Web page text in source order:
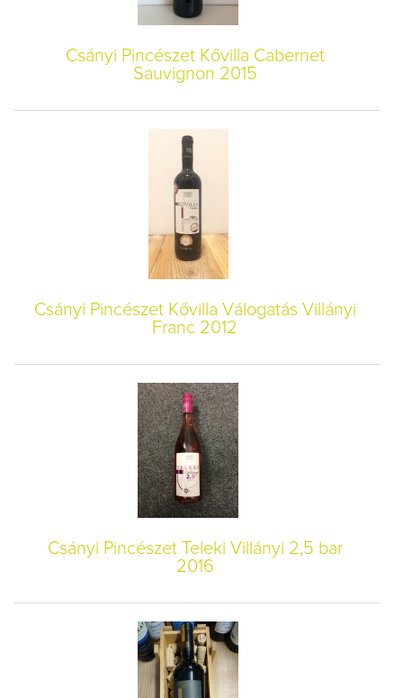
Csányi Pincészet Kővilla Cabernet
Sauvignon 2015
Csányi Pincészet Kővilla Válogatás Villányi
Franc 2012
Csányi Pincészet Teleki Villányi 2,5 bar
2016